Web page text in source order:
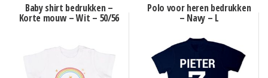
Baby shirt bedrukken –
Korte mouw – Wit – 50/56
Polo voor heren bedrukken
– Navy – L